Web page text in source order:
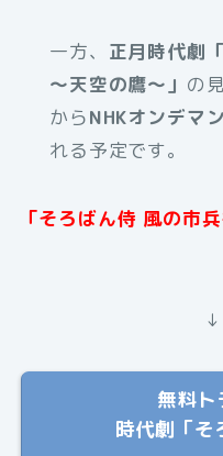
一方、 正月時代劇
〜天空の鷹〜」 の
からNHKオンデマ
れる予定です。
「そろばん侍 風の市
無料ト
時代劇「そ